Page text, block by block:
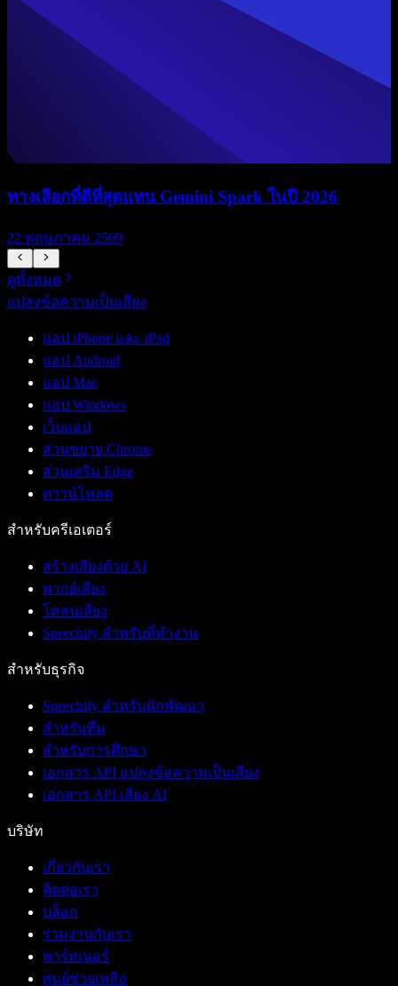
ทางเลือกที่ดีที่สุดแทน Gemini Spark ในปี 2026
22 พฤษภาคม 2569
ดูทั้งหมด
แปลงข้อความเป็นเสียง
แอป iPhone และ iPad
แอป Android
แอป Mac
แอป Windows
เว็บแอป
ส่วนขยาย Chrome
ส่วนเสริม Edge
ดาวน์โหลด
สำหรับครีเอเตอร์
สร้างเสียงด้วย AI
พากย์เสียง
โคลนเสียง
Speechify สำหรับที่ทำงาน
สำหรับธุรกิจ
Speechify สำหรับนักพัฒนา
สำหรับทีม
สำหรับการศึกษา
เอกสาร API แปลงข้อความเป็นเสียง
เอกสาร API เสียง AI
บริษัท
เกี่ยวกับเรา
ติดต่อเรา
บล็อก
ร่วมงานกับเรา
พาร์ทเนอร์
ศูนย์ช่วยเหลือ